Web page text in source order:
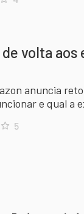
de volta
anuncia
e qual a
5